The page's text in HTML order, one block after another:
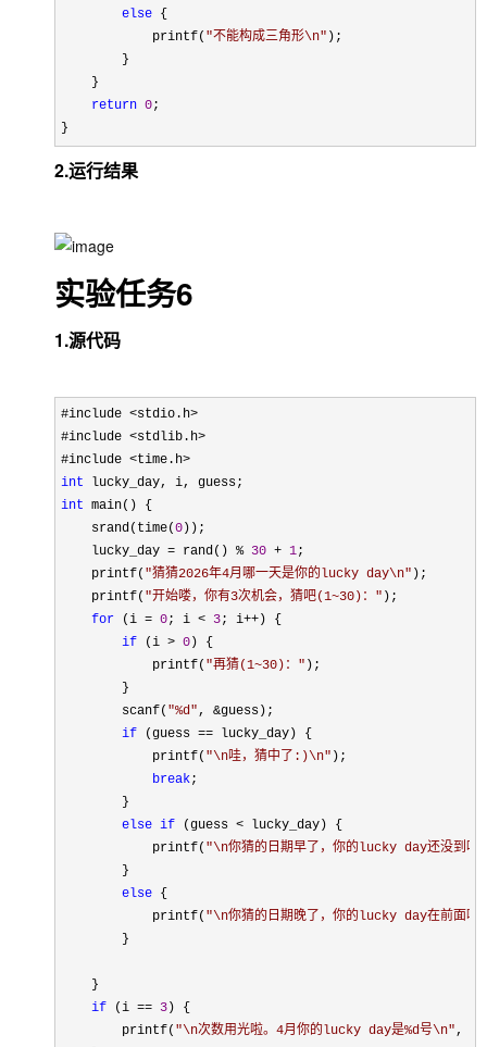
else {
            printf(
"不能构成三角形\n" );
        }
    }
return 0;
}
2.运行结果
实验任务6
1.源代码
#include <stdio.h>
#include <stdlib.h>
#include
int
int main() {
    srand(time(
0 ));
    lucky_day
= rand() % 30 + 1;
    printf(
"猜猜2026年4月哪一天是你的lucky day\n" );
    printf(
"开始喽，你有3次机会，猜吧(1~30)： " );
for (i = 0; i < 3; i++ ) {
if (i > 0 ) {
            printf(
"再猜(1~30)： " );
        }
        scanf(
"%d", &guess);
if (guess == lucky_day) {
            printf(
"\n哇，猜中了:)\n" );
break;
        }
else if (guess < lucky_day) {
            printf(
"\n你猜的日期早了，你的lucky day还没到呢
        }
else {
            printf(
"\n你猜的日期晚了，你的lucky day在前面哦
        }
    }
if (i == 3 ) {
        printf(
"\n次数用光啦。4月你的lucky day是%d号\n",